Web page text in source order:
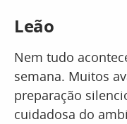
Leão
Nem tudo
semana. Muitos
preparação
cuidadosa do